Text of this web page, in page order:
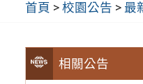
首頁 >校園公告 > 最
相關公告